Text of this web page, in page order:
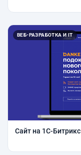
ВЕБ-РАЗРАБОТКА И IT
Сайт на 1С-Битрикс